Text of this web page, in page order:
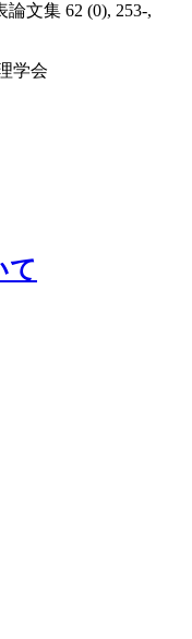
文集 62 (0), 253-,
学会
て